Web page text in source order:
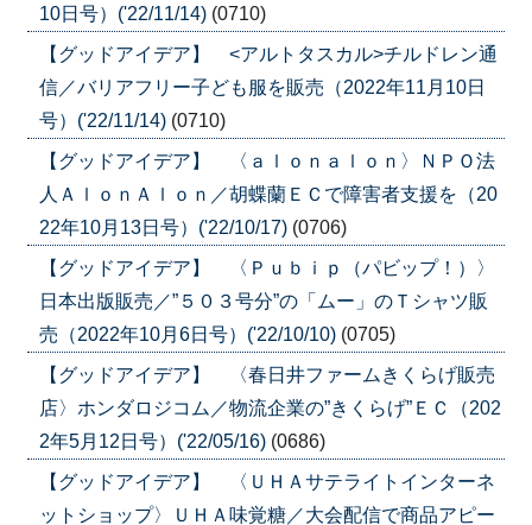
10日号）('22/11/14) (0710)
【グッドアイデア】 <アルトタスカル>チルドレン通
信／バリアフリー子ども服を販売（2022年11月10日
号）('22/11/14) (0710)
【グッドアイデア】 〈ａｌｏｎａｌｏｎ〉ＮＰＯ法
人ＡｌｏｎＡｌｏｎ／胡蝶蘭ＥＣで障害者支援を（20
22年10月13日号）('22/10/17) (0706)
【グッドアイデア】 〈Ｐｕｂｉｐ（パビップ！）〉
日本出版販売／”５０３号分”の「ムー」のＴシャツ販
売（2022年10月6日号）('22/10/10) (0705)
【グッドアイデア】 〈春日井ファームきくらげ販売
店〉ホンダロジコム／物流企業の”きくらげ”ＥＣ（202
2年5月12日号）('22/05/16) (0686)
【グッドアイデア】 〈ＵＨＡサテライトインターネ
ットショップ〉ＵＨＡ味覚糖／大会配信で商品アピー